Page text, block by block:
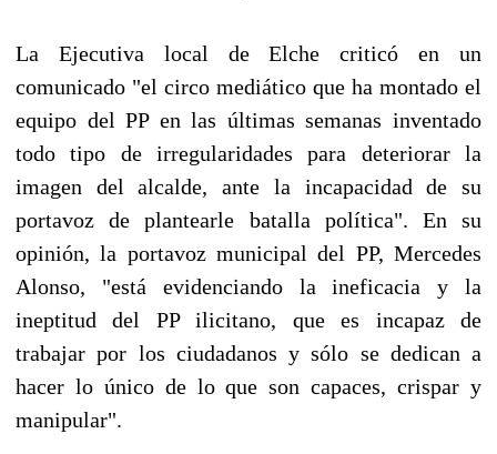
La Ejecutiva local de Elche criticó en un
comunicado "el circo mediático que ha montado el
equipo del PP en las últimas semanas inventado
todo tipo de irregularidades para deteriorar la
imagen del alcalde, ante la incapacidad de su
portavoz de plantearle batalla política". En su
opinión, la portavoz municipal del PP, Mercedes
Alonso, "está evidenciando la ineficacia y la
ineptitud del PP ilicitano, que es incapaz de
trabajar por los ciudadanos y sólo se dedican a
hacer lo único de lo que son capaces, crispar y
manipular".